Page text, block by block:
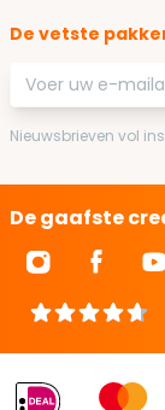
De vetste
E-mailadres
Nieuwsbrieven vol
De gaafste